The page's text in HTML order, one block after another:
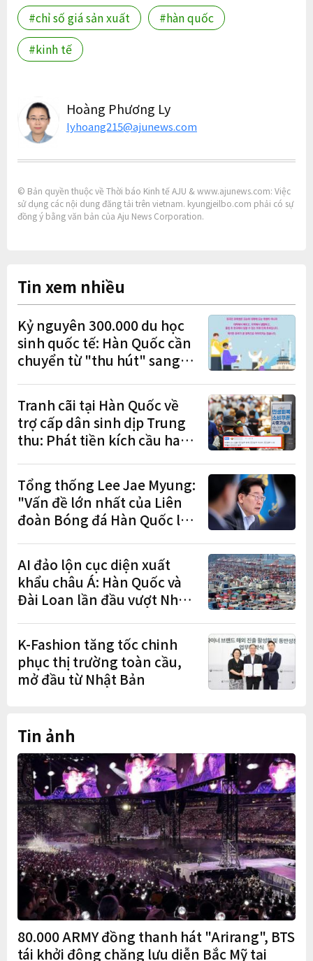
#chỉ số giá sản xuất
#hàn quốc
#kinh tế
Hoàng Phương Ly
lyhoang215@ajunews.com
© Bản quyền thuộc về Thời báo Kinh tế AJU & www.ajunews.com: Việc
sử dụng các nội dung đăng tải trên vietnam. kyungjeilbo.com phải có sự
đồng ý bằng văn bản của Aju News Corporation.
Tin xem nhiều
Kỷ nguyên 300.000 du học
sinh quốc tế: Hàn Quốc cần
chuyển từ "thu hút" sang
Tranh cãi tại Hàn Quốc về
trợ cấp dân sinh dịp Trung
thu: Phát tiền kích cầu hay
Tổng thống Lee Jae Myung:
"Vấn đề lớn nhất của Liên
đoàn Bóng đá Hàn Quốc là
trạng nắm quyền quá lâu"
AI đảo lộn cục diện xuất
khẩu châu Á: Hàn Quốc và
Đài Loan lần đầu vượt Nhật
K-Fashion tăng tốc chinh
phục thị trường toàn cầu,
mở đầu từ Nhật Bản
Tin ảnh
80.000 ARMY đồng thanh hát "Arirang", BTS
tái khởi động chặng lưu diễn Bắc Mỹ tại